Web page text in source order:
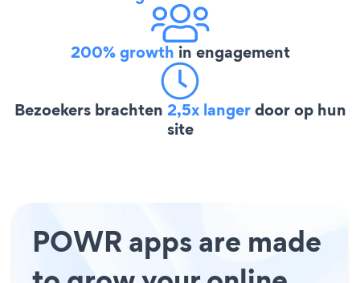
200% growth in engagement
Bezoekers brachten 2,5x langerdoor op hun
site
POWR apps are made